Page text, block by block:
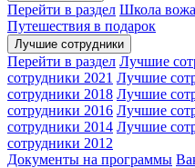
Перейти в раздел Школа
Путешествия в подарок
Лучшие сотрудники
Перейти в раздел Лучшие
сотрудники 2021 Лучшие
сотрудники 2018 Лучшие
сотрудники 2016 Лучшие
сотрудники 2014 Лучшие
сотрудники 2012
Документы на программы